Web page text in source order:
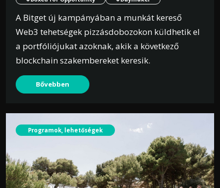
A Bitget új kampányában a munkát kereső
Web3 tehetségek pizzásdobozokon küldhetik el
a portfóliójukat azoknak, akik a következő
blockchain szakembereket keresik.
Bővebben
Programok, lehetőségek